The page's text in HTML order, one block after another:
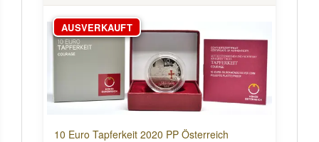
AUSVERKAUFT
10 Euro Tapferkeit 2020 PP Österreich